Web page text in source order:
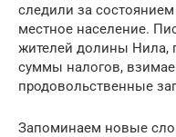
следили за
местное население.
жителей долины Нила,
суммы налогов,
продовольственные
Запоминаем новые